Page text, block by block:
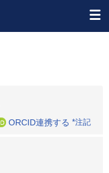
ORCID連携する *注記